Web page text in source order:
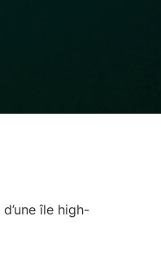
île high-